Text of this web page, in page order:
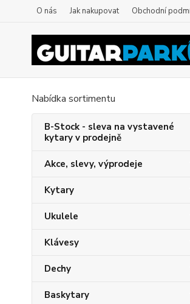
O nás Jak nakupovat Obchodní
Nabídka sortimentu
B-Stock - sleva na vystavené
kytary v prodejně
Akce, slevy, výprodeje
Kytary
Ukulele
Klávesy
Dechy
Baskytary